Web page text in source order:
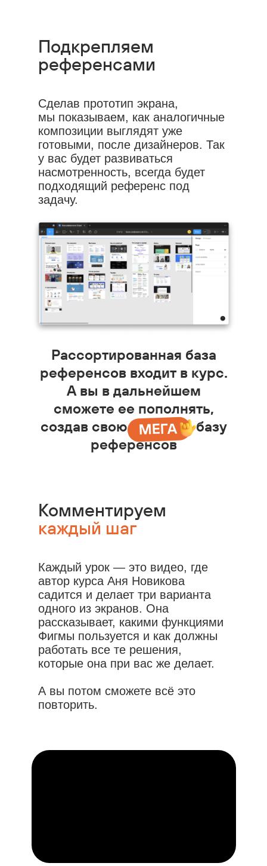
Сделав прототип экрана,
мы показываем, как аналогичные
композиции выглядят уже
готовыми, после дизайнеров. Так
у вас будет развиваться
насмотренность, всегда будет
подходящий референс под
задачу.
Подкрепляем
референсами
Рассортированная база
референсов входит в курс.
А вы в дальнейшем
сможете ее пополнять,
создав своюМЕ а –––базу
референсов
МЕГА
Комментируем
каждый шаг
Каждый урок — это видео, где
автор курса Аня Новикова
садится и делает три варианта
одного из экранов. Она
рассказывает, какими функциями
Фигмы пользуется и как должны
работать все те решения,
которые она при вас же делает.
А вы потом сможете всё это
повторить.